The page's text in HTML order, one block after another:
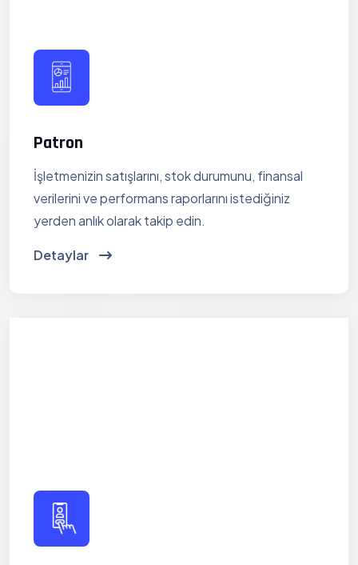
Patron
İşletmenizin satışlarını, stok durumunu, finansal
verilerini ve performans raporlarını istediğiniz
yerden anlık olarak takip edin.
Detaylar